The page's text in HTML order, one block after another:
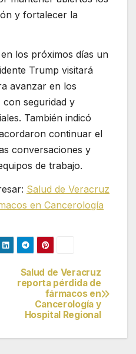
y fortalecer la
los próximos días un
Trump visitará
avanzar en los
seguridad y
También indicó
continuar el
conversaciones y
de trabajo.
Salud de Veracruz
en Cancerología
Salud de Veracruz
reporta pérdida de
fármacos en
Cancerología y
Hospital Regional